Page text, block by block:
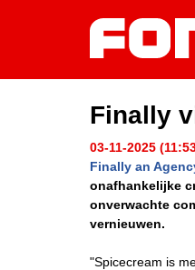
Finally
03-11-2025
Finally an
onafhankelijke
onverwachte
vernieuwen.
"Spicecream is